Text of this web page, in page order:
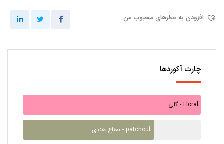
افزودن به عطرهای محبوب من
چارت آکوردها
گلی - Floral
نعناع هندی - patchouli